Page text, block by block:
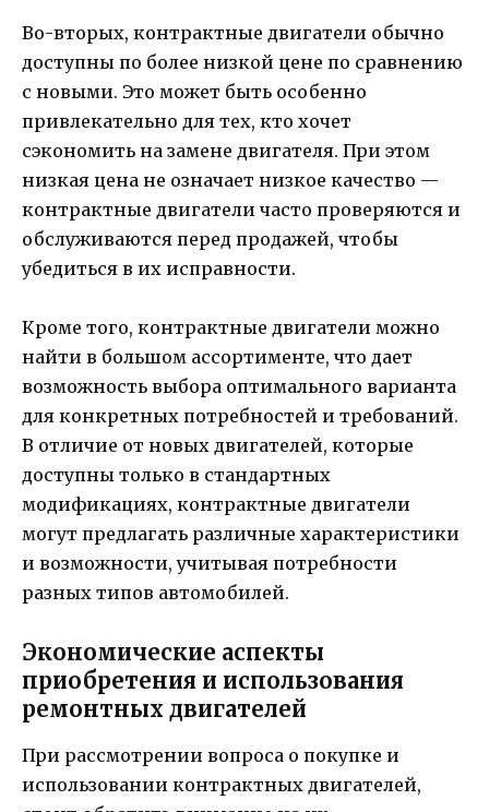
Во-вторых, контрактные двигатели обычно
доступны по более низкой цене по сравнению
с новыми. Это может быть особенно
привлекательно для тех, кто хочет
сэкономить на замене двигателя. При этом
низкая цена не означает низкое качество —
контрактные двигатели часто проверяются и
обслуживаются перед продажей, чтобы
убедиться в их исправности.
Кроме того, контрактные двигатели можно
найти в большом ассортименте, что дает
возможность выбора оптимального варианта
для конкретных потребностей и требований.
В отличие от новых двигателей, которые
доступны только в стандартных
модификациях, контрактные двигатели
могут предлагать различные характеристики
и возможности, учитывая потребности
разных типов автомобилей.
Экономические аспекты
приобретения и использования
ремонтных двигателей
При рассмотрении вопроса о покупке и
использовании контрактных двигателей,